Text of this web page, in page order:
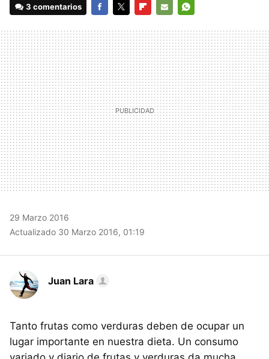
3 comentarios
MAIL
29 Marzo 2016
Actualizado 30 Marzo 2016, 01:19
Juan Lara
Tanto frutas como verduras deben de ocupar un
lugar importante en nuestra dieta. Un consumo